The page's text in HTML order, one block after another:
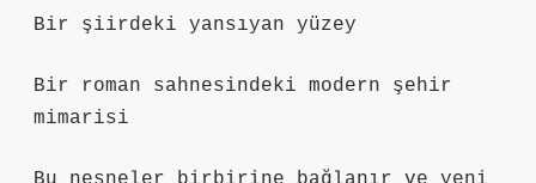
Bir şiirdeki yansıyan yüzey
Bir roman sahnesindeki modern şehir
mimarisi